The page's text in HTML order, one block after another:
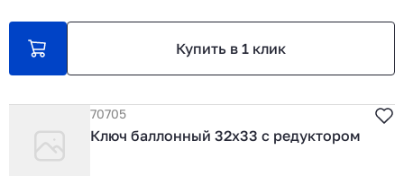
Купить в 1 клик
70705
Ключ баллонный 32х33 с редуктором